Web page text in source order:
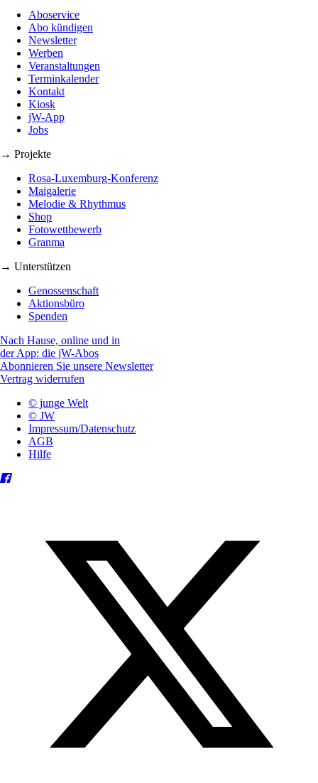
Aboservice
Abo kündigen
Newsletter
Werben
Veranstaltungen
Terminkalender
Kontakt
Kiosk
jW-App
Jobs
→ Projekte
Rosa-Luxemburg-Konferenz
Maigalerie
Melodie & Rhythmus
Shop
Fotowettbewerb
Granma
→ Unterstützen
Genossenschaft
Aktionsbüro
Spenden
Nach Hause, online und in
der App: die jW-Abos
Abonnieren Sie unsere Newsletter
Vertrag widerrufen
© junge Welt
© JW
Impressum/Datenschutz
AGB
Hilfe